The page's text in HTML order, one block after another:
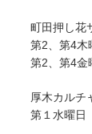
町田押し花
第2、第4
第2、第4
厚木カルチ
第１水曜